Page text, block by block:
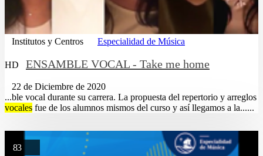
Institutos y Centros Especialidad de Música
HD ENSAMBLE VOCAL - Take me home
22 de Diciembre de 2020
...ble vocal durante su carrera. La propuesta del repertorio y arreglos
vocales fue de los alumnos mismos del curso y así llegamos a la......
83